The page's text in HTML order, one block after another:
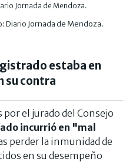
Jornada de Mendoza.
estaba en
su contra
el jurado del Consejo
incurrió en "mal
perder la inmunidad de
en su desempeño